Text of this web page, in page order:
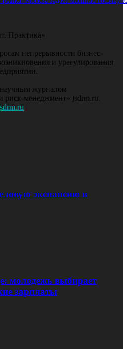
Практика»
непрерывности бизнес-
и урегулирования
научным журналом
риск-менеджмент» jsdrm.ru.
экспансию в
молодежь выбирает
зарплаты